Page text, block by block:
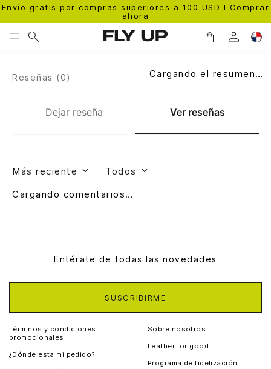
Envío gratis por compras superiores a 100 USD l Comprar
ahora
Dejar reseña Ver reseñas
Reseñas (0) Cargando el resumen…
Más reciente Todos
Cargando comentarios…
Entérate de todas las novedades
SUSCRIBIRME
Términos y condiciones
promocionales
¿Dónde esta mi pedido?
Sobre nosotros
Leather for good
Programa de fidelización